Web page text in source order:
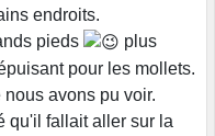
endroits.
pieds
plus
pour les mollets.
avons pu voir.
qu'il fallait aller sur la